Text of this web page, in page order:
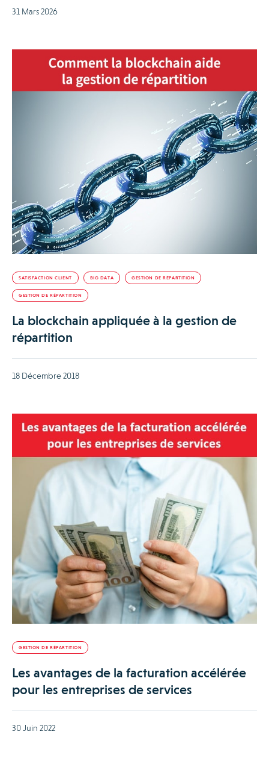
31 Mars 2026
SATISFACTION CLIENT BIG DATA GESTION DE RÉPARTITION
GESTION DE RÉPARTITION
La blockchain appliquée à la gestion de
répartition
18 Décembre 2018
GESTION DE RÉPARTITION
Les avantages de la facturation accélérée
pour les entreprises de services
30 Juin 2022